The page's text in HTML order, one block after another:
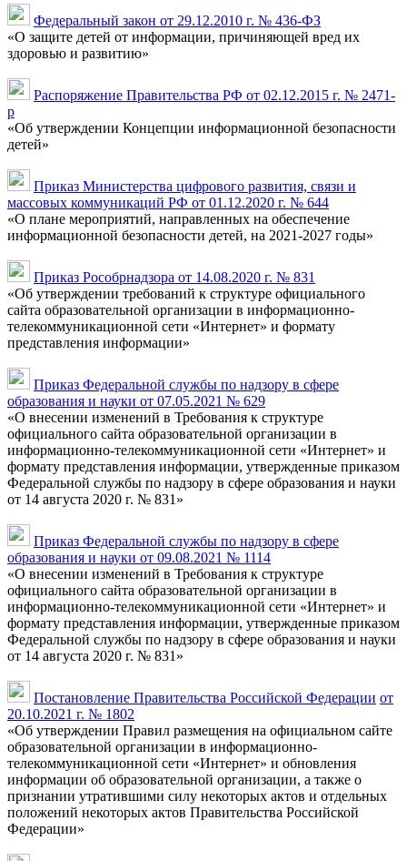
Федеральный закон от 29.12.2010 г. № 436-ФЗ
«О защите детей от информации, причиняющей вред их
здоровью и развитию»
Распоряжение Правительства РФ от 02.12.2015 г. № 2471-
р
«Об утверждении Концепции информационной безопасности
детей»
Приказ Министерства цифрового развития, связи и
массовых коммуникаций РФ от 01.12.2020 г. № 644
«О плане мероприятий, направленных на обеспечение
информационной безопасности детей, на 2021-2027 годы»
Приказ Рособрнадзора от 14.08.2020 г. № 831
«Об утверждении требований к структуре официального
сайта образовательной организации в информационно-
телекоммуникационной сети «Интернет» и формату
представления информации»
Приказ Федеральной службы по надзору в сфере
образования и науки от 07.05.2021 № 629
«О внесении изменений в Требования к структуре
официального сайта образовательной организации в
информационно-телекоммуникационной сети «Интернет» и
формату представления информации, утвержденные приказом
Федеральной службы по надзору в сфере образования и науки
от 14 августа 2020 г. № 831»
Приказ Федеральной службы по надзору в сфере
образования и науки от 09.08.2021 № 1114
«О внесении изменений в Требования к структуре
официального сайта образовательной организации в
информационно-телекоммуникационной сети «Интернет» и
формату представления информации, утвержденные приказом
Федеральной службы по надзору в сфере образования и науки
от 14 августа 2020 г. № 831»
Постановление Правительства Российской Федерации от
20.10.2021 г. № 1802
«Об утверждении Правил размещения на официальном сайте
образовательной организации в информационно-
телекоммуникационной сети «Интернет» и обновления
информации об образовательной организации, а также о
признании утратившими силу некоторых актов и отдельных
положений некоторых актов Правительства Российской
Федерации»